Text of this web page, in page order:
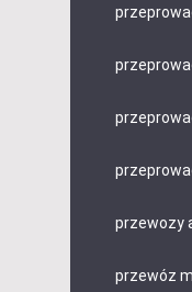
przewozy
przewóz